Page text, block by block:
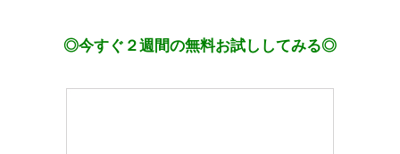
◎今すぐ２週間の無料お試ししてみる◎